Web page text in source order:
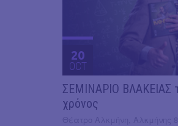
20
OCT
ΣΕΜΙΝΑΡΙΟ ΒΛΑΚΕΙΑΣ
χρόνος